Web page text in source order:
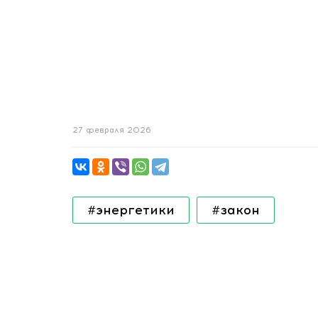
27 февраля 2026
#энергетики #закон